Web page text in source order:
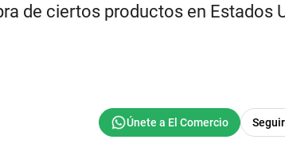
de ciertos productos en Estados